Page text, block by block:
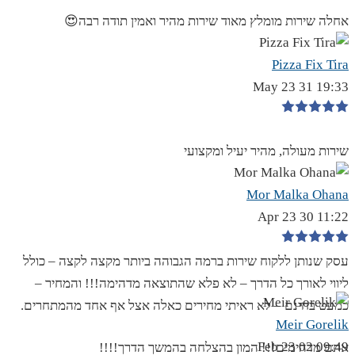
אחלה שירות מומלץ מאוד שירות מהיר ואמין תודה רבה😍
Pizza Fix Tira
19:33 31 May 23
שירות מעולה, מהיר יעיל ומקצועי
Mor Malka Ohana
11:22 30 Apr 23
עסק שנותן ללקוח שירות ברמה הגבוהה ביותר מקצה לקצה – כולל
ליווי לאורך כל הדרך – לא פלא שהתוצאה מדהימה!!! והמחיר –
כמעט בחינם – לא ראיתי מחירים כאלה אצל אף אחד מהמתחרים.
אתם מדהימים!!! המון בהצלחה בהמשך הדרך!!!!
Meir Gorelik
09:49 02 Feb 23